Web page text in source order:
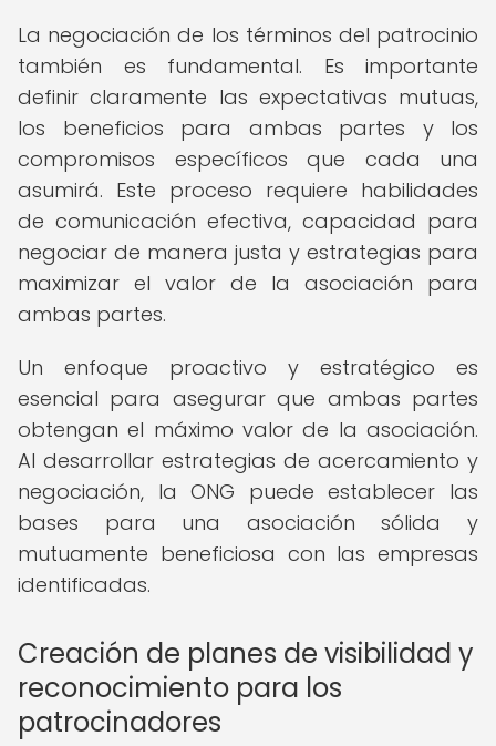
La negociación de los términos del patrocinio
también es fundamental. Es importante
definir claramente las expectativas mutuas,
los beneficios para ambas partes y los
compromisos específicos que cada una
asumirá. Este proceso requiere habilidades
de comunicación efectiva, capacidad para
negociar de manera justa y estrategias para
maximizar el valor de la asociación para
ambas partes.
Un enfoque proactivo y estratégico es
esencial para asegurar que ambas partes
obtengan el máximo valor de la asociación.
Al desarrollar estrategias de acercamiento y
negociación, la ONG puede establecer las
bases para una asociación sólida y
mutuamente beneficiosa con las empresas
identificadas.
Creación de planes de visibilidad y
reconocimiento para los
patrocinadores